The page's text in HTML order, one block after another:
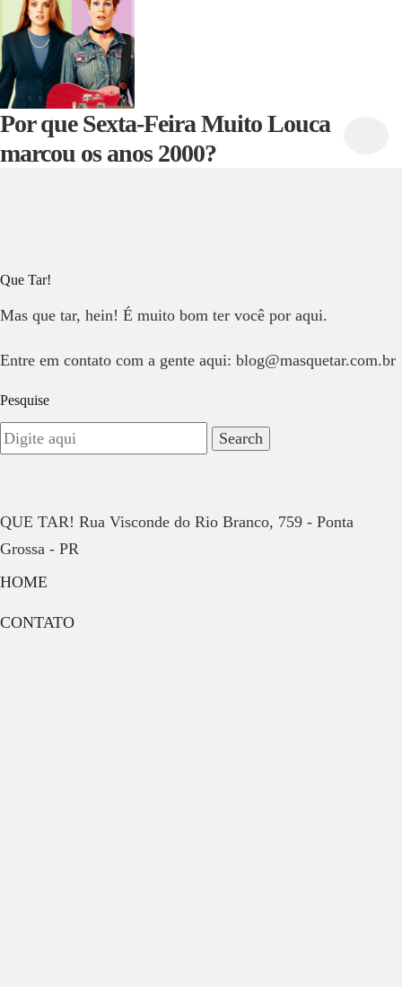
Por que Sexta-Feira Muito Louca
marcou os anos 2000?
Que Tar!
Mas que tar, hein! É muito bom ter você por aqui.
Entre em contato com a gente aqui: blog@masquetar.com.br
Pesquise
QUE TAR! Rua Visconde do Rio Branco, 759 - Ponta
Grossa - PR
HOME
CONTATO